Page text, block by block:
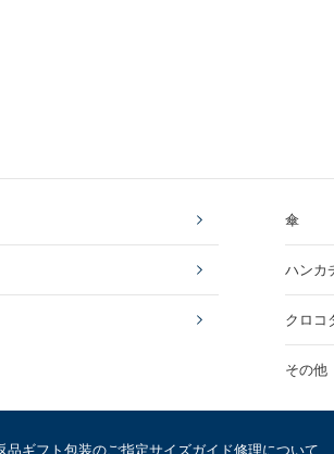
傘
ハンカ
クロコ
その他
品ギフト包装のご指定サイズガイド修理について